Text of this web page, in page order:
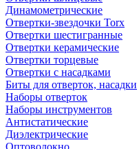
Динамометрические
Отвертки-звездочки Torx
Отвертки шестигранные
Отвертки керамические
Отвертки торцевые
Отвертки с насадками
Биты для отверток, насадки
Наборы отверток
Наборы инструментов
Антистатические
Диэлектрические
Оптоволокно